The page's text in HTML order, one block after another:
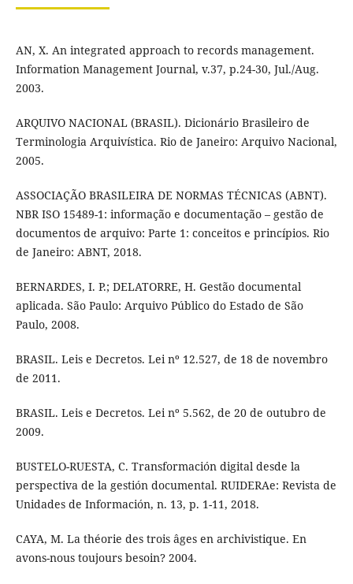
AN, X. An integrated approach to records management.
Information Management Journal, v.37, p.24-30, Jul./Aug.
2003.
ARQUIVO NACIONAL (BRASIL). Dicionário Brasileiro de
Terminologia Arquivística. Rio de Janeiro: Arquivo Nacional,
2005.
ASSOCIAÇÃO BRASILEIRA DE NORMAS TÉCNICAS (ABNT).
NBR ISO 15489-1: informação e documentação – gestão de
documentos de arquivo: Parte 1: conceitos e princípios. Rio
de Janeiro: ABNT, 2018.
BERNARDES, I. P.; DELATORRE, H. Gestão documental
aplicada. São Paulo: Arquivo Público do Estado de São
Paulo, 2008.
BRASIL. Leis e Decretos. Lei nº 12.527, de 18 de novembro
de 2011.
BRASIL. Leis e Decretos. Lei nº 5.562, de 20 de outubro de
2009.
BUSTELO-RUESTA, C. Transformación digital desde la
perspectiva de la gestión documental. RUIDERAe: Revista de
Unidades de Información, n. 13, p. 1-11, 2018.
CAYA, M. La théorie des trois âges en archivistique. En
avons-nous toujours besoin? 2004.